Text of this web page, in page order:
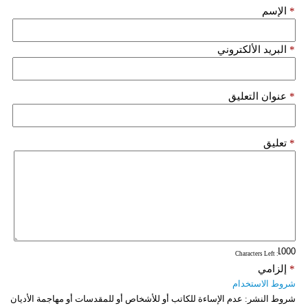
الإسم *
البريد الألكتروني *
عنوان التعليق *
تعليق *
: Characters Left
إلزامي *
شروط الاستخدام
شروط النشر: عدم الإساءة للكاتب أو للأشخاص أو للمقدسات أو مهاجمة الأديان